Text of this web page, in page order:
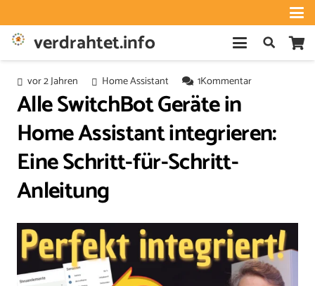
verdrahtet.info
vor 2 Jahren Home Assistant 1Kommentar
Alle SwitchBot Geräte in
Home Assistant integrieren:
Eine Schritt-für-Schritt-
Anleitung